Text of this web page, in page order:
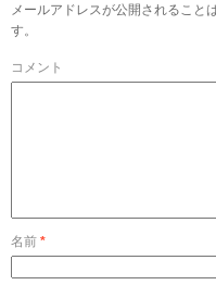
メールアドレスが公開されること
す。
コメント
名前 *